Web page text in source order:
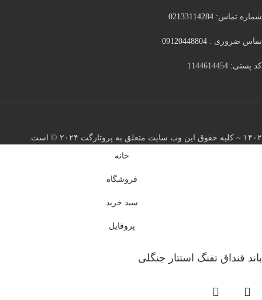
شماره تماس: 02133114284
تماس ضروری : 09120448804
کد پستی: 1144614454
۱۴۰۲ ~ کلیه حقوق این وب سایت متعلق به پروتارگت ۲۰۲۴ ©️ است.
خانه
فروشگاه
سبد خرید
پروفایل
باند قنداق تفنگ استتار جنگلی